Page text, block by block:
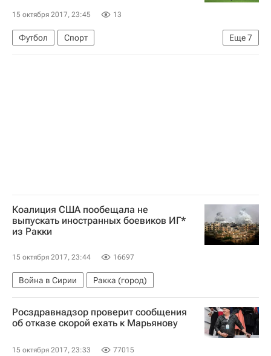
15 октября 2017, 23:45 13
Еще7
Футбол
Спорт
Серия А 2026-2027 (Чемпионат Италии по футболу)
Коалиция США пообещала не
выпускать иностранных боевиков ИГ*
из Ракки
15 октября 2017, 23:44 16697
Война в Сирии Ракка (город)
Росздравнадзор проверит сообщения
об отказе скорой ехать к Марьянову
15 октября 2017, 23:33 77015